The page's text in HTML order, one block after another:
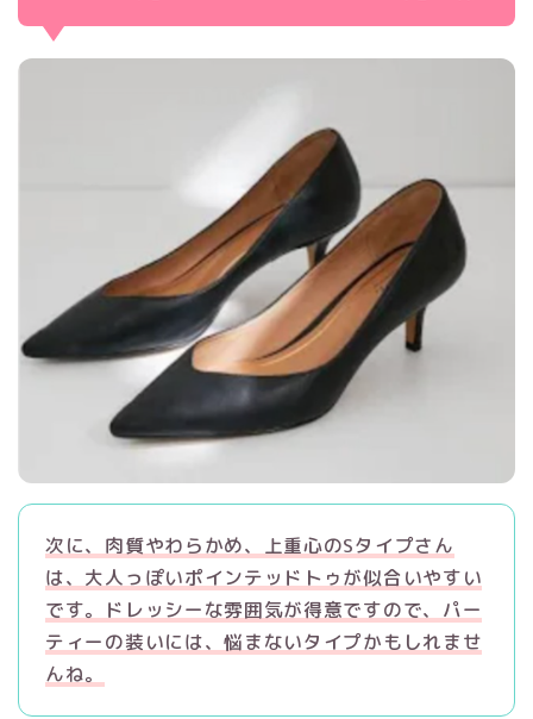
次に、肉質やわらかめ、上重心のSタイプさん
は、大人っぽいポインテッドトゥが似合いやすい
です。ドレッシーな雰囲気が得意ですので、パー
ティーの装いには、悩まないタイプかもしれませ
んね。